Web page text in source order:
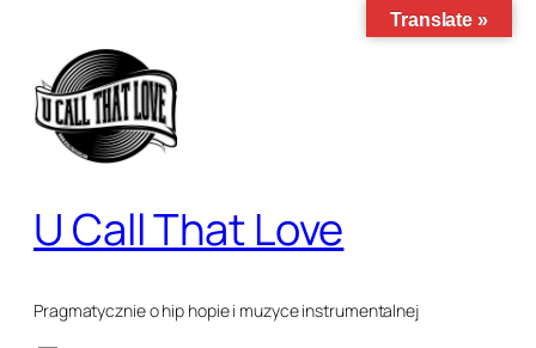
treści
U Call That Love
Pragmatycznie o hip hopie i muzyce instrumentalnej
Translate »